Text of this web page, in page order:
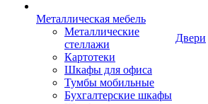
Металлическая мебель
Металлические
стеллажи
Картотеки
Шкафы для офиса
Тумбы мобильные
Бухгалтерские шкафы
Двери